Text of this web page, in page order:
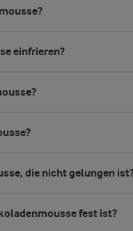
einfrieren?
die nicht gelungen
fest ist?